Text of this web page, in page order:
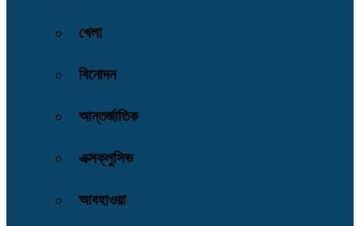
খেলা
বিনোদন
আন্তর্জাতিক
এক্সক্লুসিভ
আবহাওয়া